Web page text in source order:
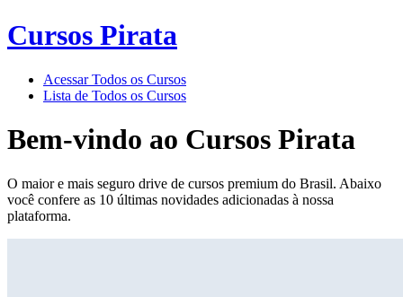
Cursos Pirata
Acessar Todos os Cursos
Lista de Todos os Cursos
Bem-vindo ao Cursos Pirata
O maior e mais seguro drive de cursos premium do Brasil. Abaixo
você confere as 10 últimas novidades adicionadas à nossa
plataforma.